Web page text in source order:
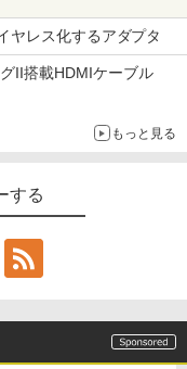
ヤレス化するアダプタ
II搭載HDMIケーブル
もっと見る
する